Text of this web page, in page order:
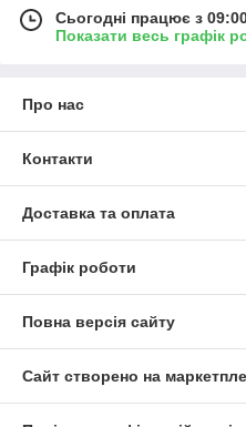
Сьогодні працює з
Показати весь графік
Про нас
Контакти
Доставка та оплата
Графік роботи
Повна версія сайту
Сайт створено на